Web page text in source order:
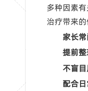
多种因素
治疗带来的
家长
提前
不盲
配合